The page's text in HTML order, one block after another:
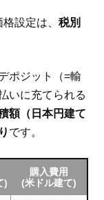
格設定は、税別
ポジット（=輸
いに充てられる
額（日本円建て
です。
)
購入費用
(米ドル建て)